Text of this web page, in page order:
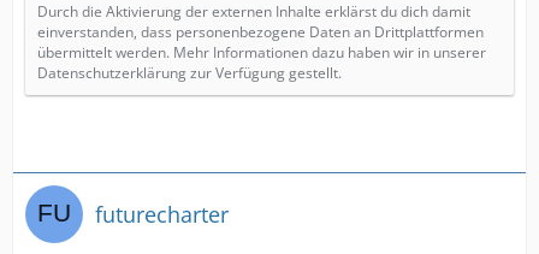
Durch die Aktivierung der externen Inhalte erklärst du dich damit
einverstanden, dass personenbezogene Daten an Drittplattformen
übermittelt werden. Mehr Informationen dazu haben wir in unserer
Datenschutzerklärung zur Verfügung gestellt.
futurecharter